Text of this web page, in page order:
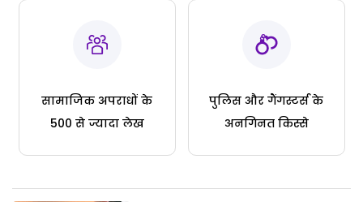
सामाजिक अपराधों के
500 से ज्यादा लेख
पुलिस और गैंगस्टर्स के
अनगिनत किस्से